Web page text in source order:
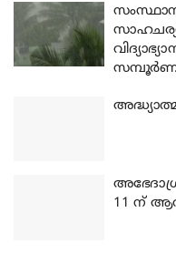
11 ന്